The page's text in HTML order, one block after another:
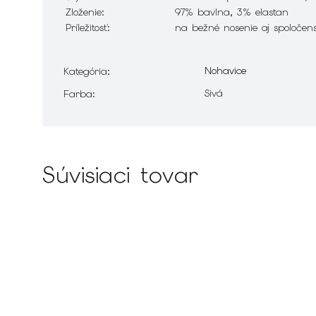
Zloženie:
97% bavlna, 3% elastan
Príležitosť:
na bežné nosenie aj
Kategória:
Nohavice
Farba: Sivá
Súvisiaci tovar